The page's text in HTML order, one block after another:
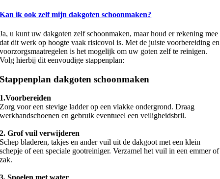
Kan ik ook zelf mijn dakgoten schoonmaken?
Ja, u kunt uw dakgoten zelf schoonmaken, maar houd er rekening mee
dat dit werk op hoogte vaak risicovol is. Met de juiste voorbereiding en
voorzorgsmaatregelen is het mogelijk om uw goten zelf te reinigen.
Volg hierbij dit eenvoudige stappenplan:
Stappenplan dakgoten schoonmaken
1.Voorbereiden
Zorg voor een stevige ladder op een vlakke ondergrond. Draag
werkhandschoenen en gebruik eventueel een veiligheidsbril.
2. Grof vuil verwijderen
Schep bladeren, takjes en ander vuil uit de dakgoot met een klein
schepje of een speciale gootreiniger. Verzamel het vuil in een emmer of
zak.